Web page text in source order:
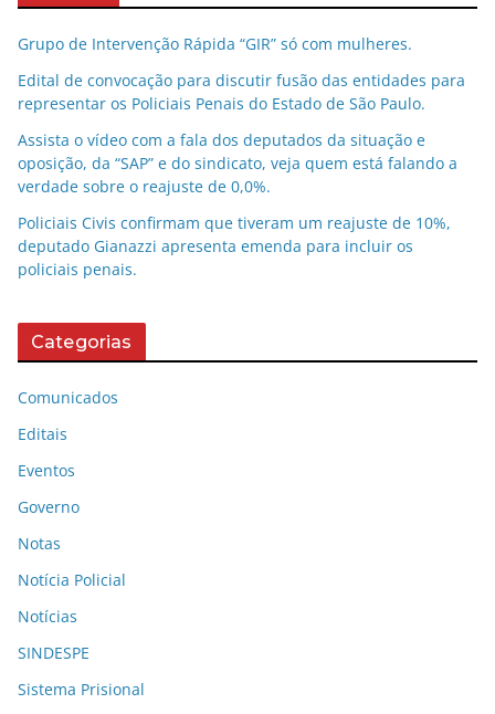
Grupo de Intervenção Rápida “GIR” só com mulheres.
Edital de convocação para discutir fusão das entidades para
representar os Policiais Penais do Estado de São Paulo.
Assista o vídeo com a fala dos deputados da situação e
oposição, da “SAP” e do sindicato, veja quem está falando a
verdade sobre o reajuste de 0,0%.
Policiais Civis confirmam que tiveram um reajuste de 10%,
deputado Gianazzi apresenta emenda para incluir os
policiais penais.
Categorias
Comunicados
Editais
Eventos
Governo
Notas
Notícia Policial
Notícias
SINDESPE
Sistema Prisional